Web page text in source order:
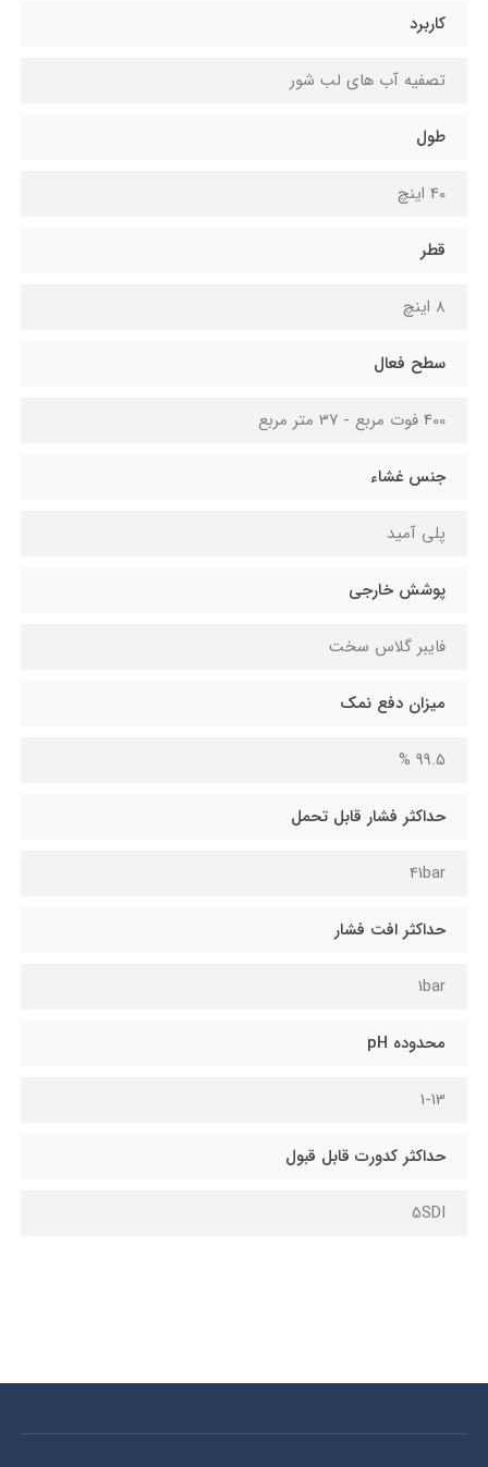
کاربرد
تصفیه آب های لب شور
طول
40 اینچ
قطر
8 اینچ
سطح فعال
400 فوت مربع - 37 متر مربع
جنس غشاء
پلی آمید
پوشش خارجی
فایبر گلاس سخت
میزان دفع نمک
99.5 %
حداکثر فشار قابل تحمل
41bar
حداکثر افت فشار
1bar
محدوده pH
1-13
حداکثر کدورت قابل قبول
5SDI